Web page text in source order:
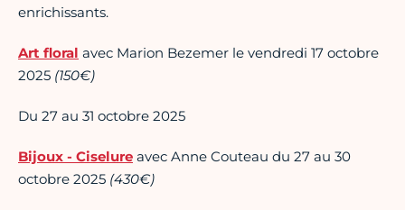
enrichissants.
Art floral avec Marion Bezemer le vendredi 17 octobre
2025 (150€)
Du 27 au 31 octobre 2025
Bijoux - Ciselure avec Anne Couteau du 27 au 30
octobre 2025 (430€)